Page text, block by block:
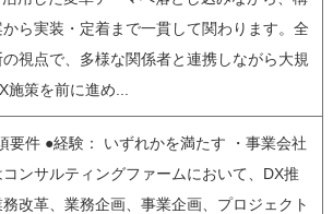
ら実装・定着まで一貫して関わります。全
視点で、多様な関係者と連携しながら大規
施策を前に進め...
要件 ●経験： いずれかを満たす ・事業会社
コンサルティングファームにおいて、DX推
改革、業務企画、事業企画、プロジェクト